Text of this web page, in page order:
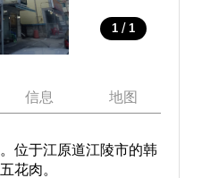
1 / 1
信息 地图
位于江原道江陵市的韩
花肉。